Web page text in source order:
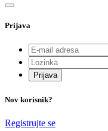
Prijava
Prijava
Nov korisnik?
Registrujte se